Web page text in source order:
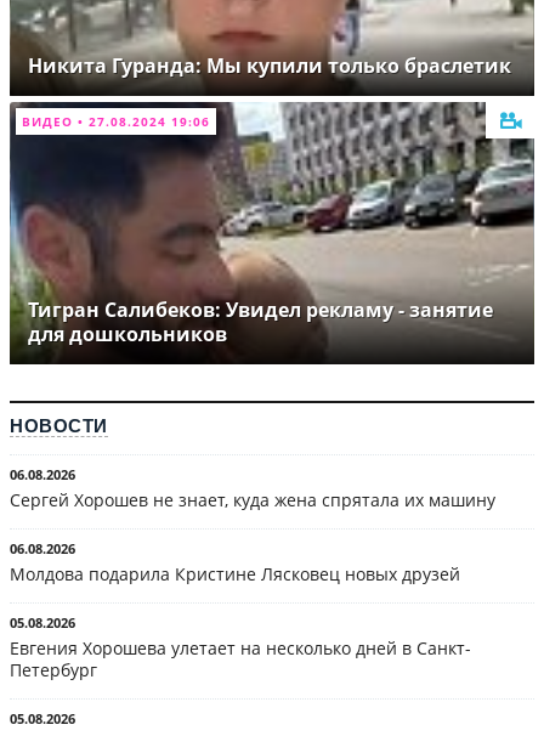
Никита Гуранда: Мы купили только браслетик
ВИДЕО • 27.08.2024 19:06
Тигран Салибеков: Увидел рекламу - занятие
для дошкольников
НОВОСТИ
06.08.2026
Сергей Хорошев не знает, куда жена спрятала их машину
06.08.2026
Молдова подарила Кристине Лясковец новых друзей
05.08.2026
Евгения Хорошева улетает на несколько дней в Санкт-
Петербург
05.08.2026